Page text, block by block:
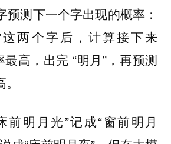
预测下一个字出现的概率：
两个字后，计算接下来
最高，出完 “明月”，再预测
前明月光”记成“窗前明月